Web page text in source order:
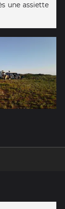
une assiette